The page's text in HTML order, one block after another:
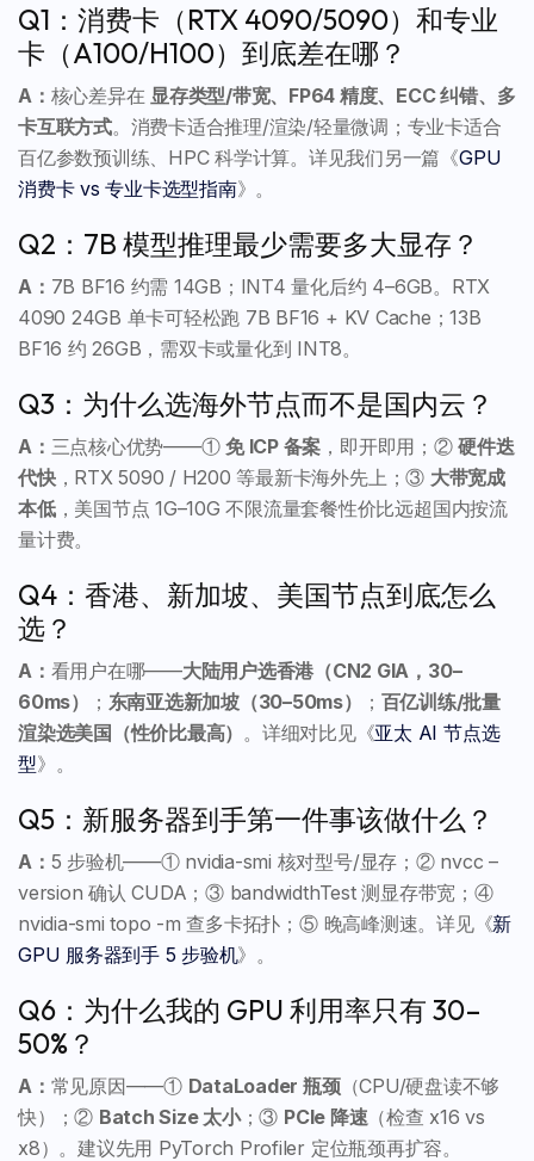
Q1：消费卡（RTX 4090/5090）和专业
卡（A100/H100）到底差在哪？
A： 核心差异在 显存类型/带宽、FP64 精度、ECC 纠错、多
卡互联方式。消费卡适合推理/渲染/轻量微调；专业卡适合
百亿参数预训练、HPC 科学计算。详见我们另一篇《GPU
消费卡 vs 专业卡选型指南》。
Q2：7B 模型推理最少需要多大显存？
A： 7B BF16 约需 14GB；INT4 量化后约 4–6GB。RTX
4090 24GB 单卡可轻松跑 7B BF16 + KV Cache；13B
BF16 约 26GB，需双卡或量化到 INT8。
Q3：为什么选海外节点而不是国内云？
A： 三点核心优势——①免 ICP 备案 ，即开即用；②硬件迭
代快，RTX 5090 / H200 等最新卡海外先上；③ 大带宽成
本低，美国节点 1G–10G 不限流量套餐性价比远超国内按流
量计费。
Q4：香港、新加坡、美国节点到底怎么
选？
A： 看用户在哪——大陆用户选香港（CN2 GIA，30–
60ms）
； 东南亚选新加坡（30–50ms） ； 百亿训练/批量
渲染选美国（性价比最高） 。详细对比见《亚太 AI 节点选
型》。
Q5：新服务器到手第一件事该做什么？
A： 5 步验机——① nvidia-smi 核对型号/显存；② nvcc –
version 确认 CUDA；③ bandwidthTest 测显存带宽；④
nvidia-smi topo -m 查多卡拓扑；⑤ 晚高峰测速。详见《新
GPU 服务器到手 5 步验机》。
Q6：为什么我的 GPU 利用率只有 30–
50%？
A： 常见原因——① DataLoader 瓶颈（CPU/硬盘读不够
快）；② Batch Size 太小；③ PCIe 降速 （检查 x16 vs
x8）。建议先用 PyTorch Profiler 定位瓶颈再扩容。